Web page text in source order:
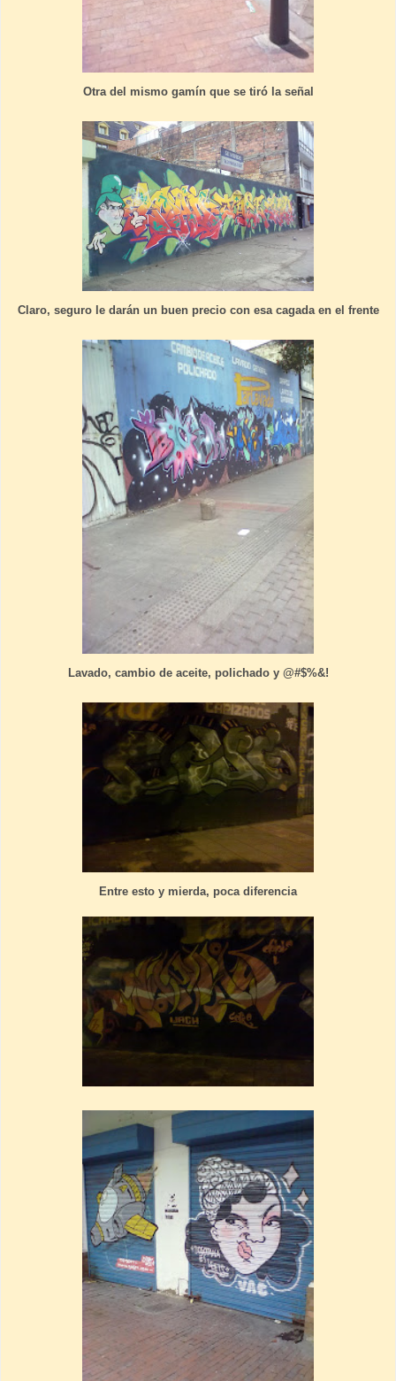
Otra del mismo gamín que se tiró la señal
Claro, seguro le darán un buen precio con esa cagada en el frente
Lavado, cambio de aceite, polichado y @#$%&!
Entre esto y mierda, poca diferencia